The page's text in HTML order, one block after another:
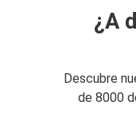
¿A
Descubre
de 8000